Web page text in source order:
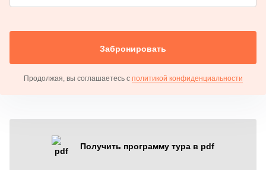
Забронировать
Продолжая, вы соглашаетесь с политикой конфиденциальности
Получить программу тура в pdf